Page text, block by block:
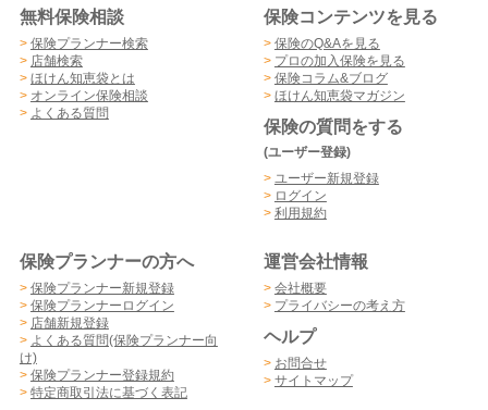
無料保険相談
> 保険プランナー検索
> 店舗検索
> ほけん知恵袋とは
> オンライン保険相談
> よくある質問
保険コンテンツを見る
> 保険のQ&Aを見る
> プロの加入保険を見る
> 保険コラム&ブログ
> ほけん知恵袋マガジン
保険の質問をする
(ユーザー登録)
> ユーザー新規登録
> ログイン
> 利用規約
保険プランナーの方へ
> 保険プランナー新規登録
> 保険プランナーログイン
> 店舗新規登録
> よくある質問(保険プランナー向
け)
> 保険プランナー登録規約
> 特定商取引法に基づく表記
運営会社情報
> 会社概要
> プライバシーの考え方
ヘルプ
> お問合せ
> サイトマップ